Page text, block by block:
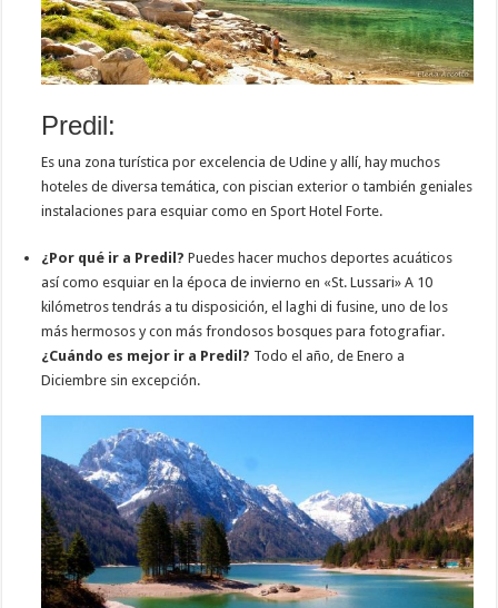
Predil:
Es una zona turística por excelencia de Udine y allí, hay muchos
hoteles de diversa temática, con piscian exterior o también geniales
instalaciones para esquiar como en Sport Hotel Forte.
¿Por qué ir a Predil? Puedes hacer muchos deportes acuáticos
así como esquiar en la época de invierno en «St. Lussari» A 10
kilómetros tendrás a tu disposición, el laghi di fusine, uno de los
más hermosos y con más frondosos bosques para fotografiar.
¿Cuándo es mejor ir a Predil? Todo el año, de Enero a
Diciembre sin excepción.